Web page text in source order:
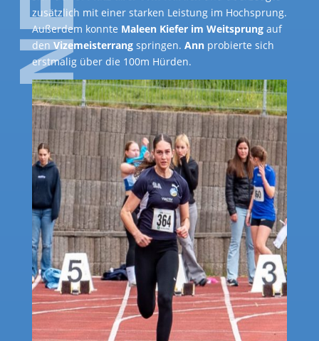
zusätzlich mit einer starken Leistung im Hochsprung.
Außerdem konnte Maleen Kiefer im Weitsprungauf
den Vizemeisterrang springen. Annprobierte sich
erstmalig über die 100m Hürden.